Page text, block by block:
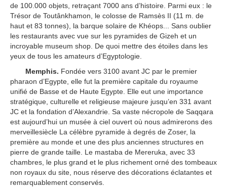
de 100.000 objets, retraçant 7000 ans d’histoire. Parmi eux : le
Trésor de Toutânkhamon, le colosse de Ramsès II (11 m. de
haut et 83 tonnes), la barque solaire de Khéops... Sans oublier
les restaurants avec vue sur les pyramides de Gizeh et un
incroyable museum shop. De quoi mettre des étoiles dans les
yeux de tous les amateurs d’Egyptologie.
Memphis. Fondée vers 3100 avant JC par le premier
pharaon d’Egypte, elle fut la première capitale du royaume
unifié de Basse et de Haute Egypte. Elle eut une importance
stratégique, culturelle et religieuse majeure jusqu’en 331 avant
JC et la fondation d’Alexandrie. Sa vaste nécropole de Saqqara
est aujourd’hui un musée à ciel ouvert où nous admirerons des
merveillesiècle La célèbre pyramide à degrés de Zoser, la
première au monde et une des plus anciennes structures en
pierre de grande taille. Le mastaba de Mereruka, avec 33
chambres, le plus grand et le plus richement orné des tombeaux
non royaux du site, nous réserve des décorations éclatantes et
remarquablement conservés.